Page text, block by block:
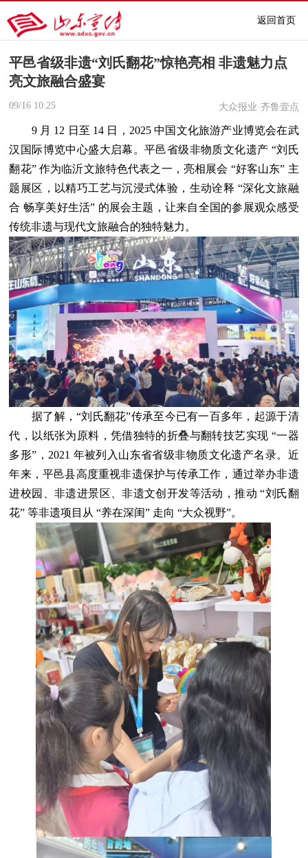
返回首页
平邑省级非遗“刘氏翻花”惊艳亮相 非遗魅力点
亮文旅融合盛宴
09/16 10:25 大众报业·齐鲁壹点
9 月 12 日至 14 日，2025 中国文化旅游产业博览会在武
汉国际博览中心盛大启幕。平邑省级非物质文化遗产 “刘氏
翻花” 作为临沂文旅特色代表之一，亮相展会 “好客山东” 主
题展区，以精巧工艺与沉浸式体验，生动诠释 “深化文旅融
合 畅享美好生活” 的展会主题，让来自全国的参展观众感受
传统非遗与现代文旅融合的独特魅力。
据了解，“刘氏翻花”传承至今已有一百多年，起源于清
代，以纸张为原料，凭借独特的折叠与翻转技艺实现 “一器
多形”，2021 年被列入山东省省级非物质文化遗产名录。近
年来，平邑县高度重视非遗保护与传承工作，通过举办非遗
进校园、非遗进景区、非遗文创开发等活动，推动 “刘氏翻
花” 等非遗项目从 “养在深闺” 走向 “大众视野”。